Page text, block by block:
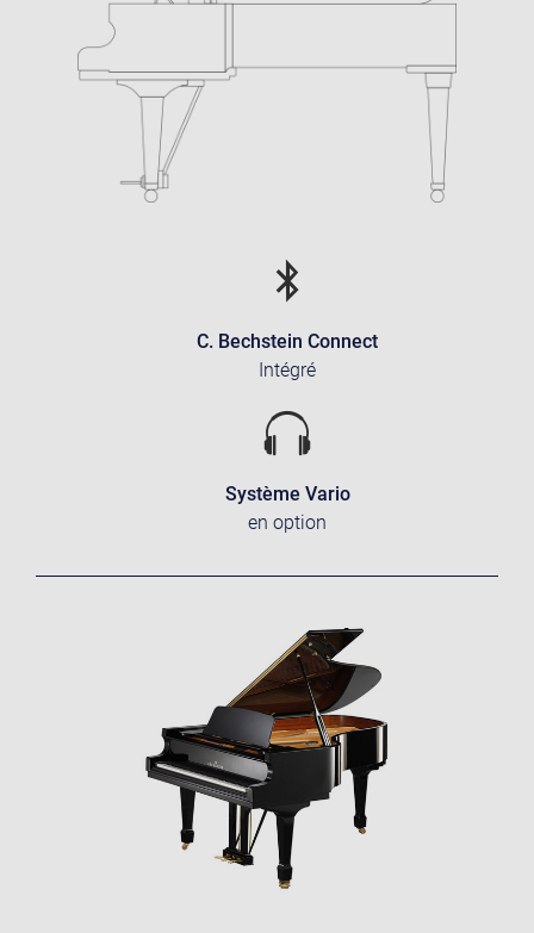
C. Bechstein Connect
Intégré
Système Vario
en option